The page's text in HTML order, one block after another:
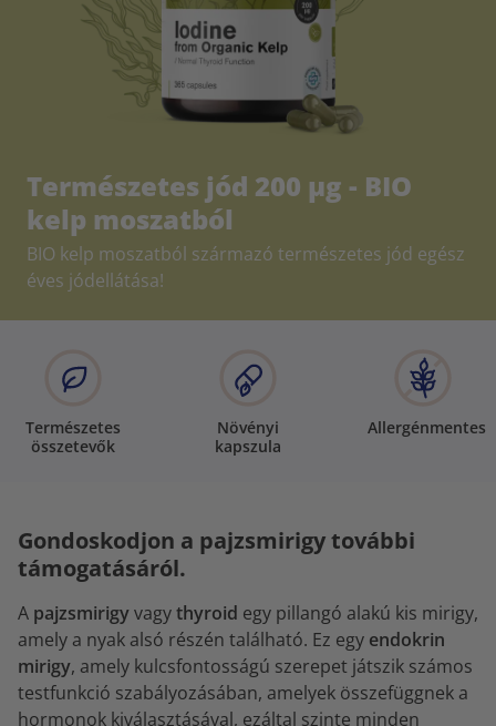
Természetes jód 200 µg - BIO
kelp moszatból
BIO kelp moszatból származó természetes jód egész
éves jódellátása!
Természetes
összetevők
Növényi
kapszula
Allergénmentes
Gondoskodjon a pajzsmirigy további
támogatásáról.
A pajzsmirigyvagythyroid egy pillangó alakú kis mirigy,
amely a nyak alsó részén található. Ez egy endokrin
mirigy, amely kulcsfontosságú szerepet játszik számos
testfunkció szabályozásában, amelyek összefüggnek a
hormonok kiválasztásával, ezáltal szinte minden